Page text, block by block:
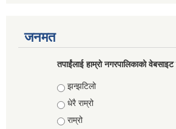
जनमत
तपाईंलाई हाम्रो नगरपालिकाको
Choices
झन्झटिलो
धेरै राम्रो
राम्रो